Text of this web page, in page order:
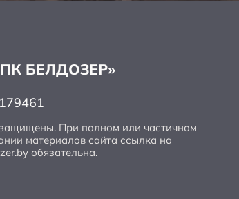
БЕЛДОЗЕР»
При полном или частичном
материалов сайта ссылка на
обязательна.